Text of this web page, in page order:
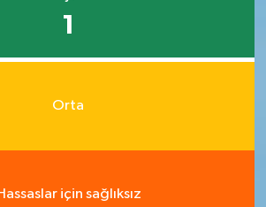
1
Orta
için sağlıksız